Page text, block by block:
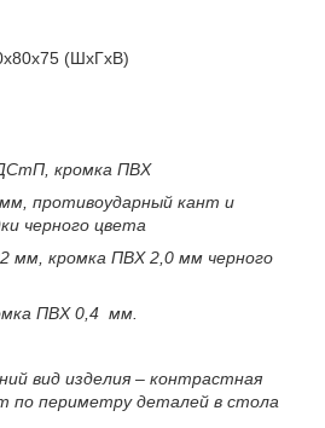
(ШхГхВ)
кромка ПВХ
противоударный кант и
черного цвета
мм, кромка ПВХ 2,0 мм черного
ПВХ 0,4 мм.
вид изделия – контрастная
по периметру деталей в стола